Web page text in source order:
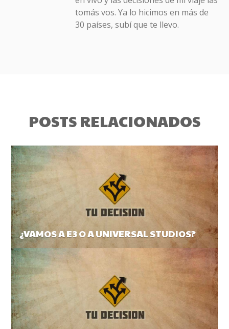
tomás vos. Ya lo hicimos en más de
30 países, subí que te llevo.
POSTS RELACIONADOS
¿VAMOS A E3 O A UNIVERSAL STUDIOS?